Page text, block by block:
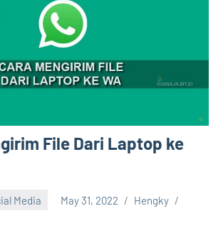
File Dari Laptop ke
Media May 31, 2022
Hengky